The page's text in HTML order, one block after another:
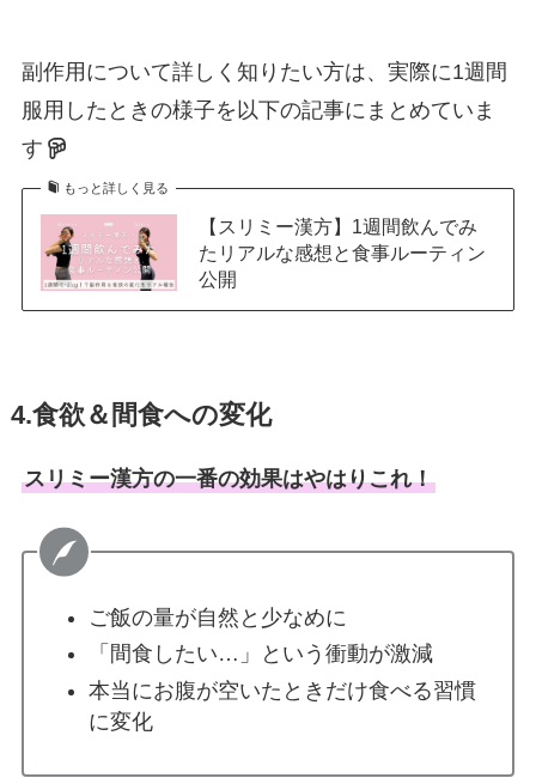
副作用について詳しく知りたい方は、実際に1週間
服用したときの様子を以下の記事にまとめていま
す
もっと詳しく見る
【スリミー漢方】1週間飲んでみ
たリアルな感想と食事ルーティン
公開
4.食欲＆間食への変化
スリミー漢方の一番の効果はやはりこれ！
ご飯の量が自然と少なめに
「間食したい…」という衝動が激減
本当にお腹が空いたときだけ食べる習慣
に変化